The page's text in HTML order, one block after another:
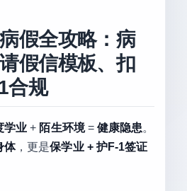
假全攻略：病
假信模板、扣
合规
学业 + 陌生环境= 健康隐患。
体，更是保学业 + 护F-1签证